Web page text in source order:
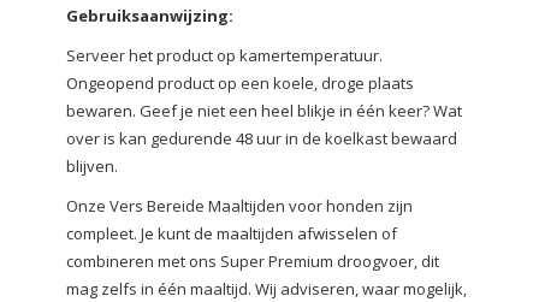
Gebruiksaanwijzing:
Serveer het product op kamertemperatuur.
Ongeopend product op een koele, droge plaats
bewaren. Geef je niet een heel blikje in één keer? Wat
over is kan gedurende 48 uur in de koelkast bewaard
blijven.
Onze Vers Bereide Maaltijden voor honden zijn
compleet. Je kunt de maaltijden afwisselen of
combineren met ons Super Premium droogvoer, dit
mag zelfs in één maaltijd. Wij adviseren, waar mogelijk,